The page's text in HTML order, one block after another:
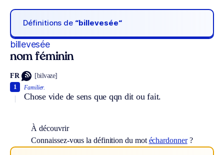
Définitions de “billevesée“
billevesée
nom féminin
FR [bilvəze]
Familier.
Chose vide de sens que qqn dit ou fait.
1
À découvrir
Connaissez-vous la définition du mot échardonner?